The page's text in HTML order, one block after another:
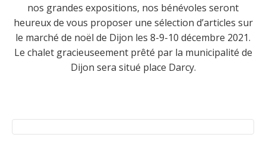
nos grandes expositions, nos bénévoles seront
heureux de vous proposer une sélection d’articles sur
le marché de noël de Dijon les 8-9-10 décembre 2021.
Le chalet gracieuseement prêté par la municipalité de
Dijon sera situé place Darcy.